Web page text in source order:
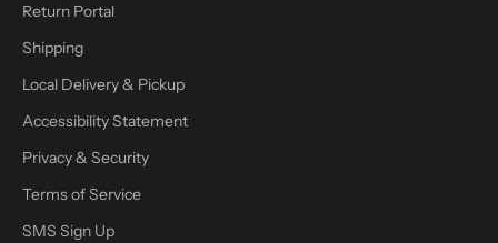
Return Portal
Shipping
Local Delivery & Pickup
Accessibility Statement
Privacy & Security
Terms of Service
SMS Sign Up